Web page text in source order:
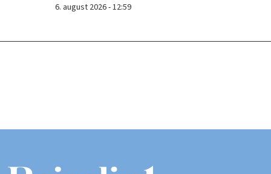
6. august 2026 - 12:59